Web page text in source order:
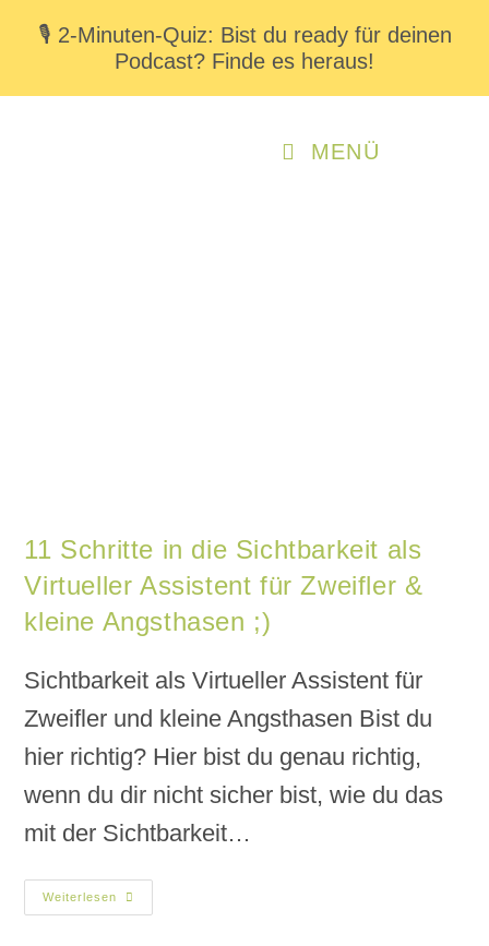
🎙️ 2-Minuten-Quiz: Bist du ready für deinen
Podcast? Finde es heraus!
MENÜ
11 Schritte in die Sichtbarkeit als
Virtueller Assistent für Zweifler &
kleine Angsthasen ;)
Sichtbarkeit als Virtueller Assistent für
Zweifler und kleine Angsthasen Bist du
hier richtig? Hier bist du genau richtig,
wenn du dir nicht sicher bist, wie du das
mit der Sichtbarkeit…
Weiterlesen